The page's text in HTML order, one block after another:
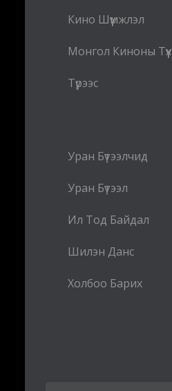
Кино Шүүмжлэл
Монгол Киноны Түүх
Түрээс
Уран Бүтээлчид
Уран Бүтээл
Ил Тод Байдал
Шилэн Данс
Холбоо Барих